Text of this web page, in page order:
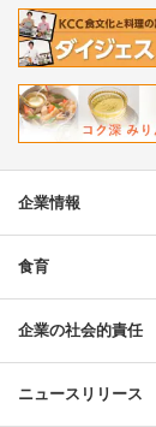
企業情報
食育
企業の社会的責任
ニュースリリース